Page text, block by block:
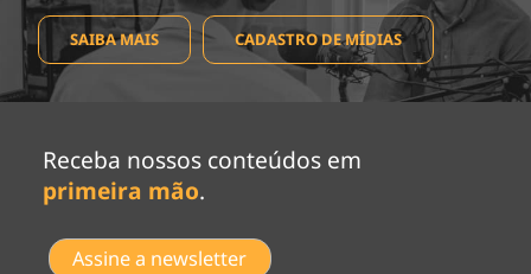
SAIBA MAIS CADASTRO DE MÍDIAS
Receba nossos conteúdos em
primeira mão.
Assine a newsletter